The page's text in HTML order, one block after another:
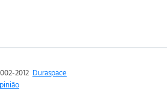
2012 Duraspace